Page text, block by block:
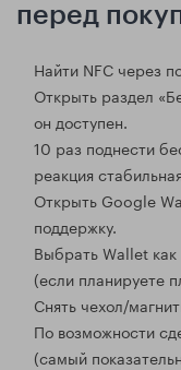
перед
Найти NFC через
Открыть раздел
он доступен.
10 раз поднести
реакция
Открыть Google
поддержку.
Выбрать Wallet
(если планируете
Снять чехол/
По возможности
(самый